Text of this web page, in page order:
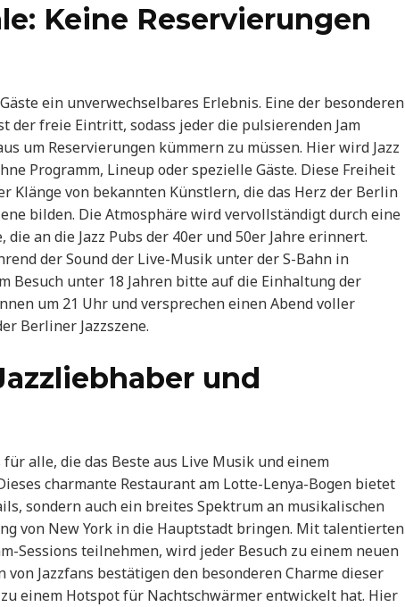
Keine Reservierungen
ein unverwechselbares Erlebnis. Eine der besonderen
der freie Eintritt, sodass jeder die pulsierenden Jam
um Reservierungen kümmern zu müssen. Hier wird Jazz
Programm, Lineup oder spezielle Gäste. Diese Freiheit
Klänge von bekannten Künstlern, die das Herz der Berlin
bilden. Die Atmosphäre wird vervollständigt durch eine
an die Jazz Pubs der 40er und 50er Jahre erinnert.
der Sound der Live-Musik unter der S-Bahn in
Besuch unter 18 Jahren bitte auf die Einhaltung der
um 21 Uhr und versprechen einen Abend voller
Berliner Jazzszene.
und
alle, die das Beste aus Live Musik und einem
charmante Restaurant am Lotte-Lenya-Bogen bietet
sondern auch ein breites Spektrum an musikalischen
von New York in die Hauptstadt bringen. Mit talentierten
Sessions teilnehmen, wird jeder Besuch zu einem neuen
Jazzfans bestätigen den besonderen Charme dieser
einem Hotspot für Nachtschwärmer entwickelt hat. Hier